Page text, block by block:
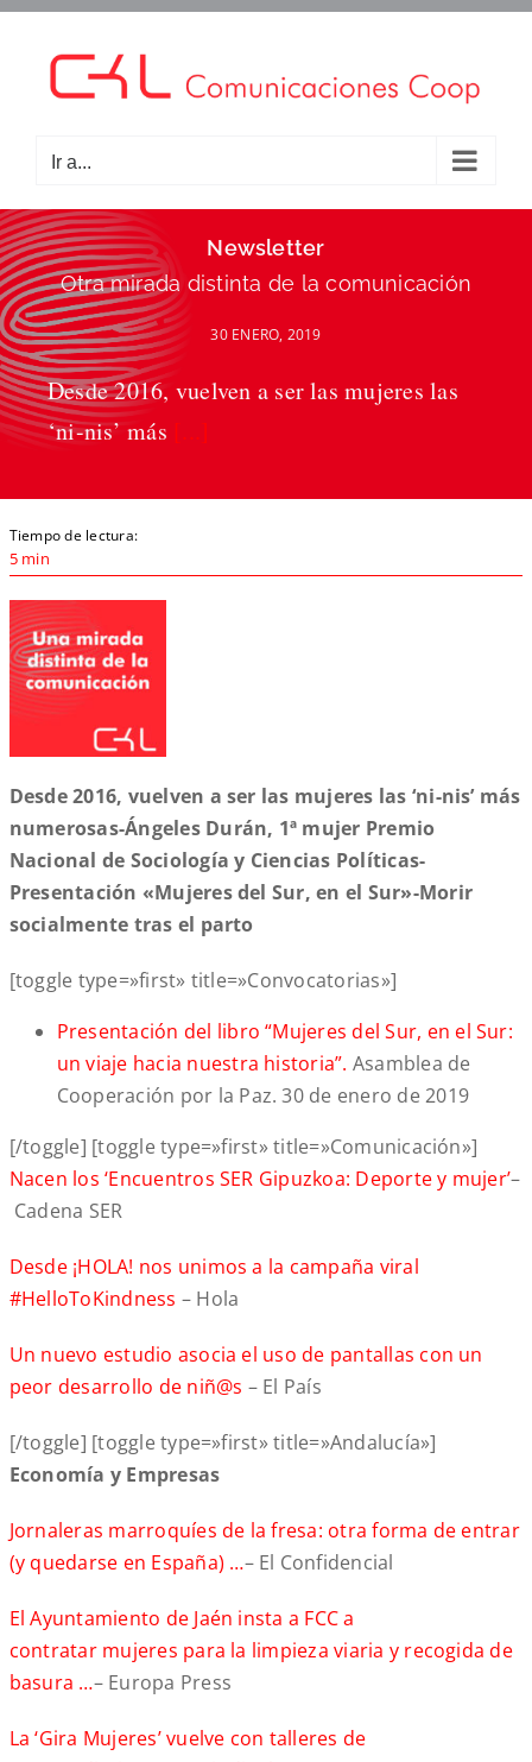
contenido
Ir a...
Newsletter
Otra mirada distinta de la comunicación
30 ENERO, 2019
Desde 2016, vuelven a ser las mujeres las
‘ni-nis’ más [...]
Tiempo de lectura:
5 min
Desde 2016, vuelven a ser las mujeres las ‘ni-nis’ más
numerosas-Ángeles Durán, 1ª mujer Premio
Nacional de Sociología y Ciencias Políticas-
Presentación «Mujeres del Sur, en el Sur»-Morir
socialmente tras el parto
[toggle type=»first» title=»Convocatorias»]
Presentación del libro “Mujeres del Sur, en el Sur:
un viaje hacia nuestra historia”. Asamblea de
Cooperación por la Paz. 30 de enero de 2019
[/toggle] [toggle type=»first» title=»Comunicación»]
Nacen los ‘Encuentros SER Gipuzkoa: Deporte y mujer’–
Cadena SER
Desde ¡HOLA! nos unimos a la campaña viral
#HelloToKindness – Hola
Un nuevo estudio asocia el uso de pantallas con un
peor desarrollo de niñ@s – El País
[/toggle] [toggle type=»first» title=»Andalucía»]
Economía y Empresas
Jornaleras marroquíes de la fresa: otra forma de entrar
(y quedarse en España) …– El Confidencial
El Ayuntamiento de Jaén insta a FCC a
contratar mujeres para la limpieza viaria y recogida de
basura …– Europa Press
La ‘Gira Mujeres’ vuelve con talleres de